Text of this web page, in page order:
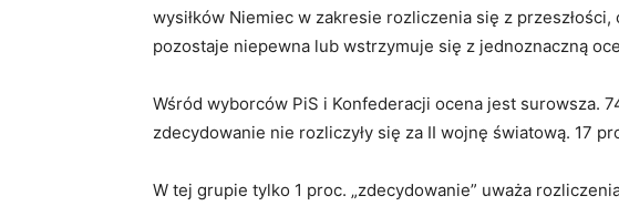
wysiłków Niemiec w zakresie rozliczenia się z
pozostaje niepewna lub wstrzymuje się z jednoznaczną
Wśród wyborców PiS i Konfederacji ocena jest surowsza.
zdecydowanie nie rozliczyły się za II wojnę światową. 17
W tej grupie tylko 1 proc. „zdecydowanie” uważa